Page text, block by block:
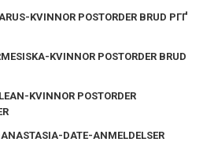
KVINNOR POSTORDER BRUD PГҐ
KVINNOR POSTORDER BRUD
KVINNOR POSTORDER
DATE-ANMELDELSER